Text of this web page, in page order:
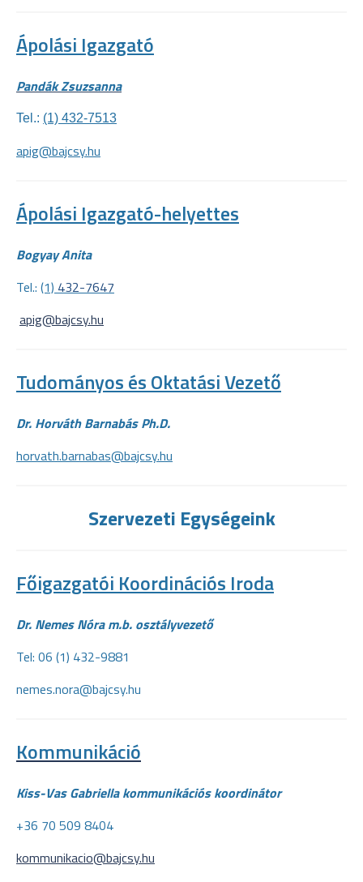
Ápolási Igazgató
Pandák Zsuzsanna
Tel.: (1) 432-7513
apig@bajcsy.hu
Ápolási Igazgató-helyettes
Bogyay Anita
Tel.: (1) 432-7647
apig@bajcsy.hu
Tudományos és Oktatási Vezető
Dr. Horváth Barnabás Ph.D.
horvath.barnabas@bajcsy.hu
Szervezeti Egységeink
Főigazgatói Koordinációs Iroda
Dr. Nemes Nóra m.b. osztályvezető
Tel: 06 (1) 432-9881
nemes.nora@bajcsy.hu
Kommunikáció
Kiss-Vas Gabriella kommunikációs koordinátor
+36 70 509 8404
kommunikacio@bajcsy.hu